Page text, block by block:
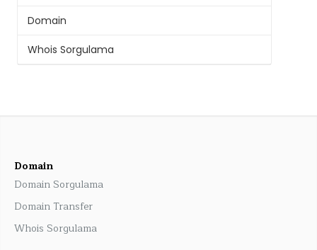
Domain
Whois Sorgulama
Domain
Domain Sorgulama
Domain Transfer
Whois Sorgulama